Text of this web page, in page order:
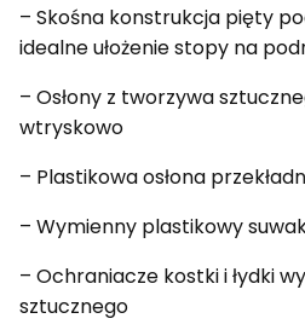
– Skośna konstrukcja pięty
idealne ułożenie stopy na
– Osłony z tworzywa
wtryskowo
– Plastikowa osłona
– Wymienny plastikowy
– Ochraniacze kostki i łydki
sztucznego